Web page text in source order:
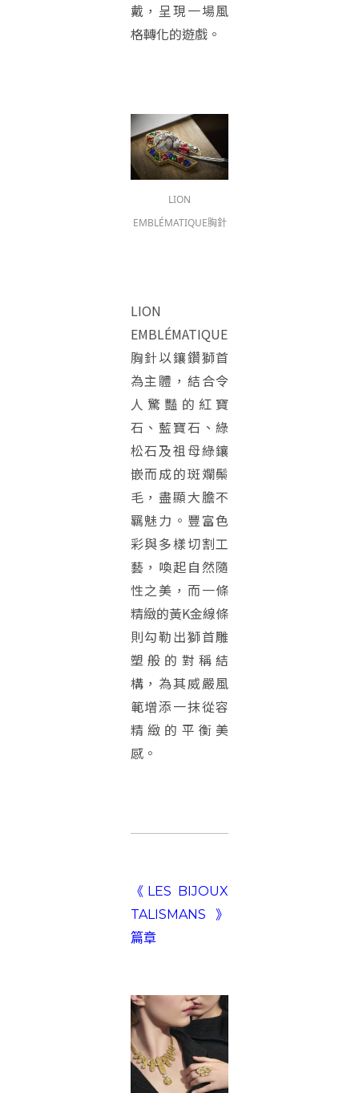
戴，呈現一場風
格轉化的遊戲。
LION
EMBLÉMATIQUE胸針
LION
EMBLÉMATIQUE
胸針以鑲鑽獅首
為主體，結合令
人驚豔的紅寶
石、藍寶石、綠
松石及祖母綠鑲
嵌而成的斑斕鬃
毛，盡顯大膽不
羈魅力。豐富色
彩與多樣切割工
藝，喚起自然隨
性之美，而一條
精緻的黃K金線條
則勾勒出獅首雕
塑般的對稱結
構，為其威嚴風
範增添一抹從容
精緻的平衡美
感。
《LES BIJOUX
TALISMANS》
篇章